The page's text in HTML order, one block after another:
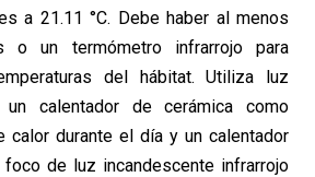
a 21.11 °C. Debe haber al menos
o un termómetro infrarrojo para
del hábitat. Utiliza luz
un calentador de cerámica como
calor durante el día y un calentador
de luz incandescente infrarrojo